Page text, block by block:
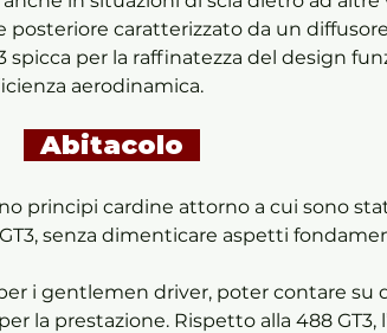
posteriore caratterizzato da un
spicca per la raffinatezza del design
aerodinamica.
  Abitacolo
principi cardine attorno a cui sono
senza dimenticare aspetti
i gentlemen driver, poter contare su
la prestazione. Rispetto alla 488 GT3,